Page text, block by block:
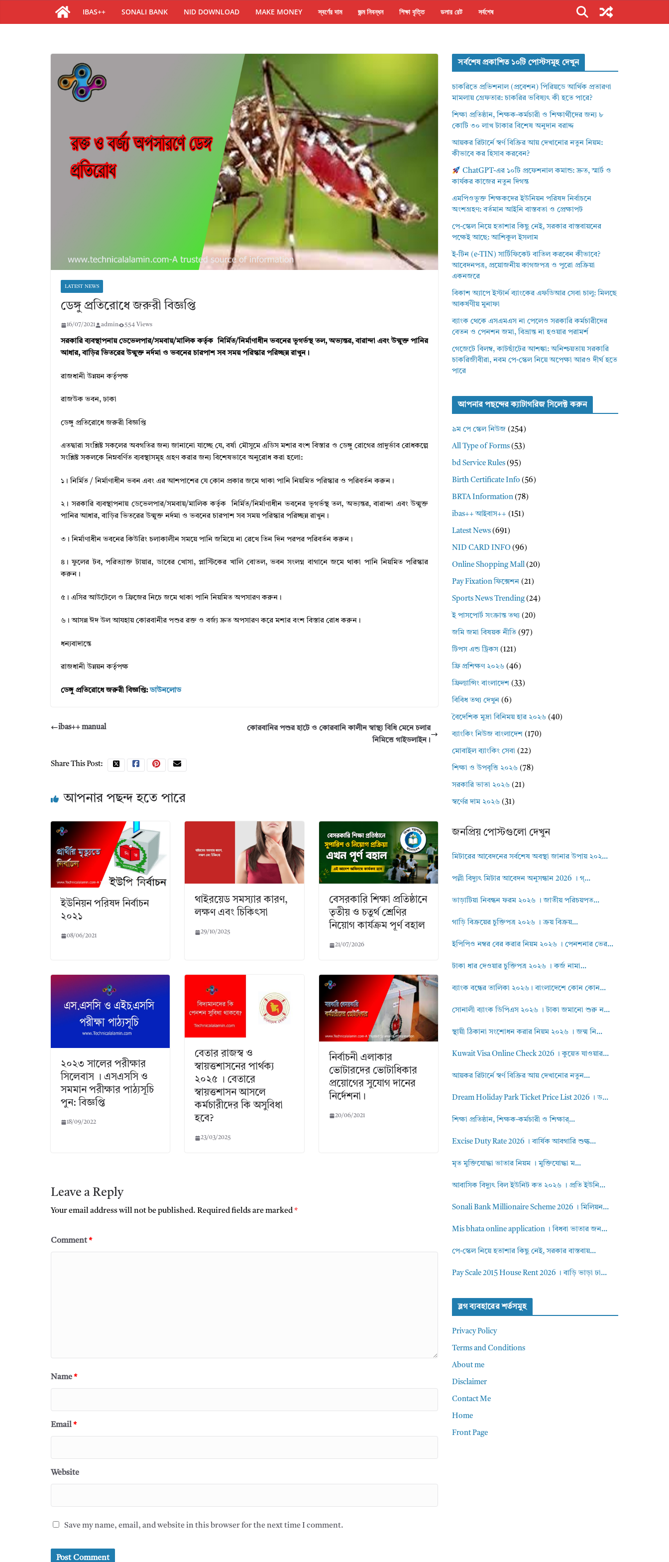
IBAS++ SONALI BANK NID DOWNLOAD MAKE MONEY স্বর্ণের দাম জন্ম নিবন্ধন শিক্ষা বৃত্তি ডলার রেট সর্বশেষ
LATEST NEWS
ডেঙ্গু প্রতিরোধে জরুরী বিজ্ঞপ্তি
16/07/2021 admin 554 Views
সরকারি ব্যবস্থাপনায় ডেভেলপার/সমবায়/মালিক কর্তৃক নির্মিত/নির্মাণাধীন ভবনের ভূগর্ভস্থ তল, অভ্যন্তর, বারান্দা এবং উন্মুক্ত পানির
আধার, বাড়ির ভিতরের উন্মুক্ত নর্দমা ও ভবনের চারপাশ সব সময় পরিস্কার পরিচ্ছন্ন রাখুন।
রাজধানী উন্নয়ন কর্তৃপক্ষ
রাজউক ভবন, ঢাকা
ডেঙ্গু প্রতিরোধে জরুরী বিজ্ঞপ্তি
এতদ্বারা সংশ্লিষ্ট সকলের অবগতির জন্য জানানো যাচ্ছে যে, বর্ষা মৌসুমে এডিস মশার বংশ বিস্তার ও ডেঙ্গু রোগের প্রাদুর্ভাব রোধকল্পে
সংশ্লিষ্ট সকলকে নিম্নবর্ণিত ব্যবস্থাসমূহ গ্রহণ করার জন্য বিশেষভাবে অনুরোধ করা হলো:
১। নির্মিত / নির্মাণাধীন ভবন এবং এর আশপাশের যে কোন প্রকার জমে থাকা পানি নিয়মিত পরিস্কার ও পরিবর্তন করুন।
২। সরকারি ব্যবস্থাপনায় ডেভেলপার/সমবায়/মালিক কর্তৃক নির্মিত/নির্মাণাধীন ভবনের ভূগর্ভস্থ তল, অভ্যন্তর, বারান্দা এবং উন্মুক্ত
পানির আধার, বাড়ির ভিতরের উন্মুক্ত নর্দমা ও ভবনের চারপাশ সব সময় পরিস্কার পরিচ্ছন্ন রাখুন।
৩। নির্মাণাধীন ভবনের কিউরিং চলাকালীন সময়ে পানি জমিয়ে না রেখে তিন দিন পরপর পরিবর্তন করুন।
৪। ফুলের টব, পরিত্যাক্ত টায়ার, ডাবের খোসা, প্লাস্টিকের খালি বোতল, ভবন সংলগ্ন বাগানে জমে থাকা পানি নিয়মিত পরিস্কার
করুন।
৫। এসির আউটেলে ও ফ্রিজের নিচে জমে থাকা পানি নিয়মিত অপসারণ করুন।
৬। আসন্ন ঈদ উল আযহায় কোরবানীর পশুর রক্ত ও বর্জ্য দ্রুত অপসারণ করে মশার বংশ বিস্তার রোধ করুন।
ধন্যবাদান্তে
রাজধানী উন্নয়ন কর্তৃপক্ষ
ডেঙ্গু প্রতিরোধে জরুরী বিজ্ঞপ্তি:ডাউনলোড
ibas++ manual
কোরবানির পশুর হাটে ও কোরবানি কালীন স্বাস্থ্য বিধি মেনে চলার
নিমিত্তে গাইডলাইন।
Share This Post:
আপনার পছন্দ হতে পারে
ইউনিয়ন পরিষদ নির্বাচন
২০২১
08/06/2021
থাইরয়েড সমস্যার কারণ,
লক্ষণ এবং চিকিৎসা
29/10/2025
বেসরকারি শিক্ষা প্রতিষ্ঠানে
তৃতীয় ও চতুর্থ শ্রেণির
নিয়োগ কার্যক্রম পূর্ণ বহাল
21/07/2026
২০২৩ সালের পরীক্ষার
সিলেবাস । এসএসসি ও
সমমান পরীক্ষার পাঠ্যসূচি
পুন: বিজ্ঞপ্তি
18/09/2022
বেতার রাজস্ব ও
স্বায়ত্তশাসনের পার্থক্য
২০২৫ । বেতারে
স্বায়ত্তশাসন আসলে
কর্মচারীদের কি অসুবিধা
হবে?
23/03/2025
নির্বাচনী এলাকার
ভোটারদের ভোটাধিকার
প্রয়োগের সুযোগ দানের
নির্দেশনা।
20/06/2021
Leave a Reply
Your email address will not be published. Required fields are marked*
Comment*
Name*
Email*
Website
Save my name, email, and website in this browser for the next time I comment.
সর্বশেষ প্রকাশিত ১০টি পোস্টসমূহ দেখুন
চাকরিতে প্রভিশনাল (প্রবেশন) পিরিয়ডে আর্থিক প্রতারণা
মামলায় গ্রেফতার: চাকরির ভবিষ্যৎ কী হতে পারে?
শিক্ষা প্রতিষ্ঠান, শিক্ষক-কর্মচারী ও শিক্ষার্থীদের জন্য ৮
কোটি ৩০ লাখ টাকার বিশেষ অনুদান বরাদ্দ
আয়কর রিটার্নে স্বর্ণ বিক্রির আয় দেখানোর নতুন নিয়ম:
কীভাবে কর হিসাব করবেন?
ChatGPT-এর ১০টি প্রফেশনাল কমান্ড: দ্রুত, স্মার্ট ও
কার্যকর কাজের নতুন দিগন্ত
এমপিওভুক্ত শিক্ষকদের ইউনিয়ন পরিষদ নির্বাচনে
অংশগ্রহণ: বর্তমান আইনি বাস্তবতা ও প্রেক্ষাপট
পে-স্কেল নিয়ে হতাশার কিছু নেই, সরকার বাস্তবায়নের
পক্ষেই আছে: আশিকুল ইসলাম
ই-টিন (e-TIN) সার্টিফিকেট বাতিল করবেন কীভাবে?
আবেদনপত্র, প্রয়োজনীয় কাগজপত্র ও পুরো প্রক্রিয়া
একনজরে
বিকাশ অ্যাপে ইস্টার্ন ব্যাংকের এফডিআর সেবা চালু: মিলছে
আকর্ষণীয় মুনাফা
ব্যাংক থেকে এসএমএস না পেলেও সরকারি কর্মচারীদের
বেতন ও পেনশন জমা, বিভ্রান্ত না হওয়ার পরামর্শ
গেজেটে বিলম্ব, কাটছাঁটের আশঙ্কা: অনিশ্চয়তায় সরকারি
চাকরিজীবীরা, নবম পে-স্কেল নিয়ে অপেক্ষা আরও দীর্ঘ হতে
পারে
আপনার পছন্দের ক্যাটাগরিজ সিলেক্ট করুন
৯ম পে স্কেল নিউজ (254)
All Type of Forms (53)
bd Service Rules (95)
Birth Certificate Info (56)
BRTA Information (78)
ibas++ আইবাস++ (151)
Latest News (691)
NID CARD INFO (96)
Online Shopping Mall (20)
Pay Fixation ফিক্সেশন (21)
Sports News Trending(24)
ই পাসপোর্ট সংক্রান্ত তথ্য (20)
জমি জমা বিষয়ক নীতি (97)
টিপস এন্ড ট্রিকস (121)
ফ্রি প্রশিক্ষণ ২০২৬ (46)
ফ্রিল্যান্সিং বাংলাদেশ (33)
বিবিধ তথ্য দেখুন (6)
বৈদেশিক মুদ্রা বিনিময় হার ২০২৬ (40)
ব্যাংকিং নিউজ বাংলাদেশ (170)
মোবাইল ব্যাংকিং সেবা (22)
শিক্ষা ও উপবৃত্তি ২০২৬ (78)
সরকারি ভাতা ২০২৬ (21)
স্বর্ণের দাম ২০২৬ (31)
জনপ্রিয় পোস্টগুলো দেখুন
মিটারের আবেদনের সর্বশেষ অবস্থা জানার উপায় ২০২...
পল্লী বিদ্যুৎ মিটার আবেদন অনুসন্ধান 2026 । গ্...
ভাড়াটিয়া নিবন্ধন ফরম ২০২৬ । জাতীয় পরিচয়পত...
গাড়ি বিক্রয়ের চুক্তিপত্র ২০২৬ । ক্রয় বিক্রয়...
ইপিপিও নম্বর বের করার নিয়ম ২০২৬ । পেনশনার ভের...
টাকা ধার দেওয়ার চুক্তিপত্র ২০২৬ । কর্জ নামা...
ব্যাংক বন্ধের তালিকা ২০২৬। বাংলাদেশে কোন কোন...
সোনালী ব্যাংক ডিপিএস ২০২৬ । টাকা জমানো শুরু ন...
স্থায়ী ঠিকানা সংশোধন করার নিয়ম ২০২৬ । জন্ম নি...
Kuwait Visa Online Check 2026 । কুয়েত যাওয়ার...
আয়কর রিটার্নে স্বর্ণ বিক্রির আয় দেখানোর নতুন...
Dream Holiday Park Ticket Price List 2026 । ড...
শিক্ষা প্রতিষ্ঠান, শিক্ষক-কর্মচারী ও শিক্ষার্...
Excise Duty Rate 2026 । বার্ষিক আবগারি শুল্ক...
মৃত মুক্তিযোদ্ধা ভাতার নিয়ম । মুক্তিযোদ্ধা ম...
আবাসিক বিদ্যুৎ বিল ইউনিট কত ২০২৬ । প্রতি ইউনি...
Sonali Bank Millionaire Scheme 2026 । মিলিয়ন...
Mis bhata online application । বিধবা ভাতার জন...
পে-স্কেল নিয়ে হতাশার কিছু নেই, সরকার বাস্তবায়...
Pay Scale 2015 House Rent 2026 । বাড়ি ভাড়া ঢা...
ব্লগ ব্যবহারের শর্তসমুহ
Privacy Policy
Terms and Conditions
About me
Disclaimer
Contact Me
Home
Front Page